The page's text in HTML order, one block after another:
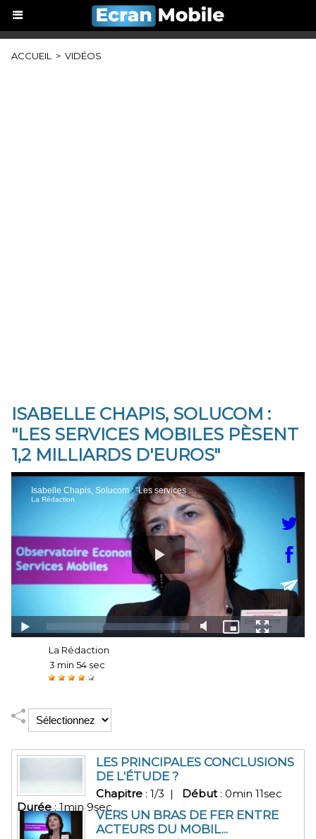
ACCUEIL > VIDÉOS
ISABELLE CHAPIS, SOLUCOM :
"LES SERVICES MOBILES PÈSENT
1,2 MILLIARDS D'EUROS"
La Rédaction
3 min 54 sec
LES PRINCIPALES CONCLUSIONS
DE L'ÉTUDE ?
Chapitre : 1/3 | Début: 0min 11sec
Durée: 1min 9sec
VERS UN BRAS DE FER ENTRE
ACTEURS DU MOBIL...